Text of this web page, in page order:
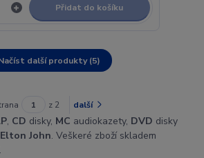
Přidat do košíku
další produkty (5)
z 2 další
, CD disky, MC audiokazety, DVD disky
Elton John. Veškeré zboží skladem